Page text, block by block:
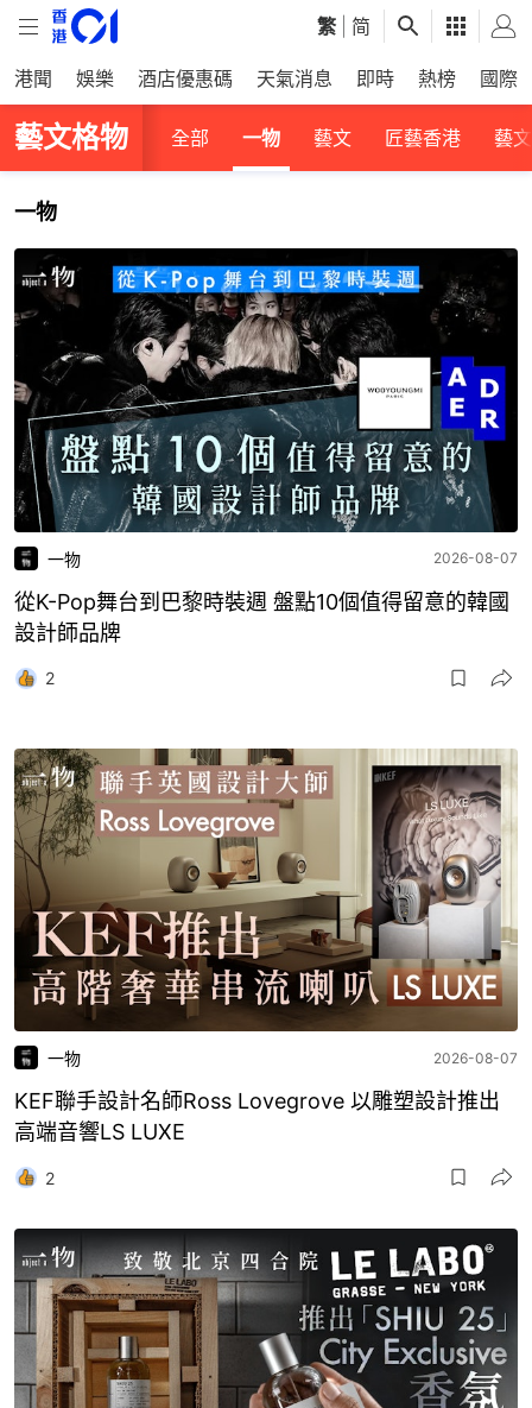
繁 简
港聞 娛樂 酒店優惠碼 天氣消息 即時 熱榜 國際
藝文格物 全部 一物 藝文 匠藝香港 藝
一物
一物 2026-08-07
從K-Pop舞台到巴黎時裝週 盤點10個值得留意的韓國
設計師品牌
2
一物 2026-08-07
KEF聯手設計名師Ross Lovegrove 以雕塑設計推出
高端音響LS LUXE
2